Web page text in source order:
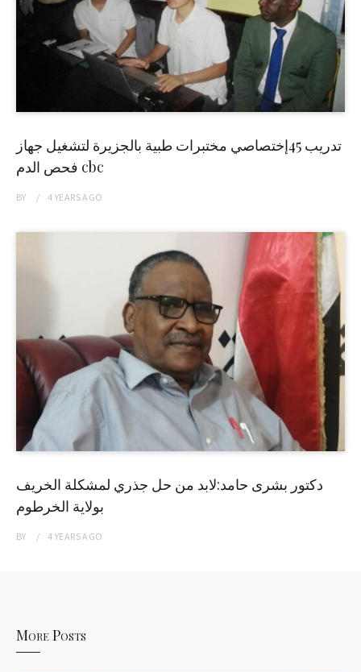
تدريب 45إختصاصي مختبرات طبية بالجزيرة لتشغيل جهاز
فحص الدم cbc
BY 4 YEARSAGO
دكتور بشرى حامد:لابد من حل جذري لمشكلة الخريف
بولاية الخرطوم
BY 4 YEARSAGO
More Posts